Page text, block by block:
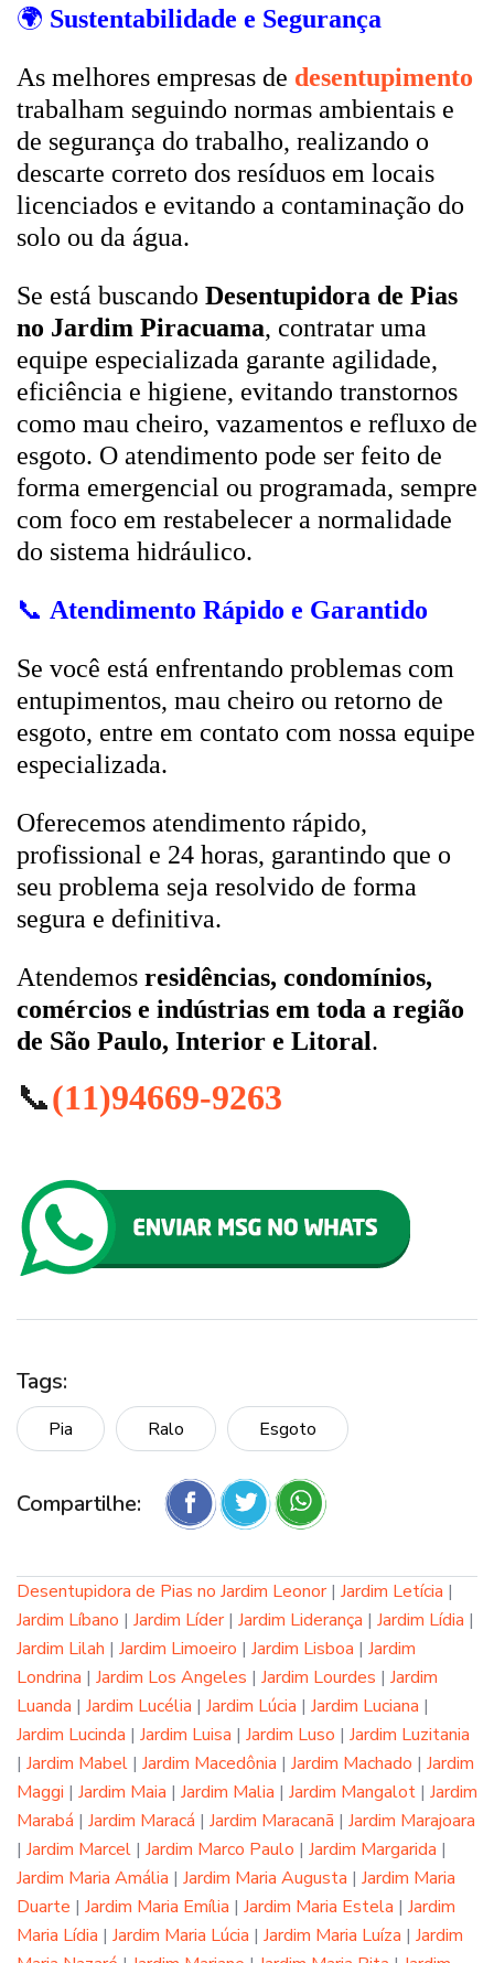
🌍 Sustentabilidade e Segurança
As melhores empresas de desentupimento
trabalham seguindo normas ambientais e
de segurança do trabalho, realizando o
descarte correto dos resíduos em locais
licenciados e evitando a contaminação do
solo ou da água.
Se está buscando Desentupidora de Pias
no Jardim Piracuama, contratar uma
equipe especializada garante agilidade,
eficiência e higiene, evitando transtornos
como mau cheiro, vazamentos e refluxo de
esgoto. O atendimento pode ser feito de
forma emergencial ou programada, sempre
com foco em restabelecer a normalidade
do sistema hidráulico.
📞 Atendimento Rápido e Garantido
Se você está enfrentando problemas com
entupimentos, mau cheiro ou retorno de
esgoto, entre em contato com nossa equipe
especializada.
Oferecemos atendimento rápido,
profissional e 24 horas, garantindo que o
seu problema seja resolvido de forma
segura e definitiva.
Atendemos residências, condomínios,
comércios e indústrias em toda a região
de São Paulo, Interior e Litoral.
📞(11)94669-9263
Tags:
Pia Ralo Esgoto
Compartilhe:
Desentupidora de Pias no Jardim Leonor| Jardim Letícia |
Jardim Líbano | Jardim Líder| Jardim Liderança | Jardim Lídia |
Jardim Lilah | Jardim Limoeiro | Jardim Lisboa | Jardim
Londrina | Jardim Los Angeles | Jardim Lourdes | Jardim
Luanda | Jardim Lucélia | Jardim Lúcia | Jardim Luciana |
Jardim Lucinda | Jardim Luisa | Jardim Luso | Jardim Luzitania
| Jardim Mabel | Jardim Macedônia | Jardim Machado | Jardim
Maggi | Jardim Maia | Jardim Malia | Jardim Mangalot | Jardim
Marabá | Jardim Maracá | Jardim Maracanã | Jardim Marajoara
| Jardim Marcel | Jardim Marco Paulo | Jardim Margarida |
Jardim Maria Amália | Jardim Maria Augusta | Jardim Maria
Duarte | Jardim Maria Emília | Jardim Maria Estela | Jardim
Maria Lídia | Jardim Maria Lúcia | Jardim Maria Luíza | Jardim